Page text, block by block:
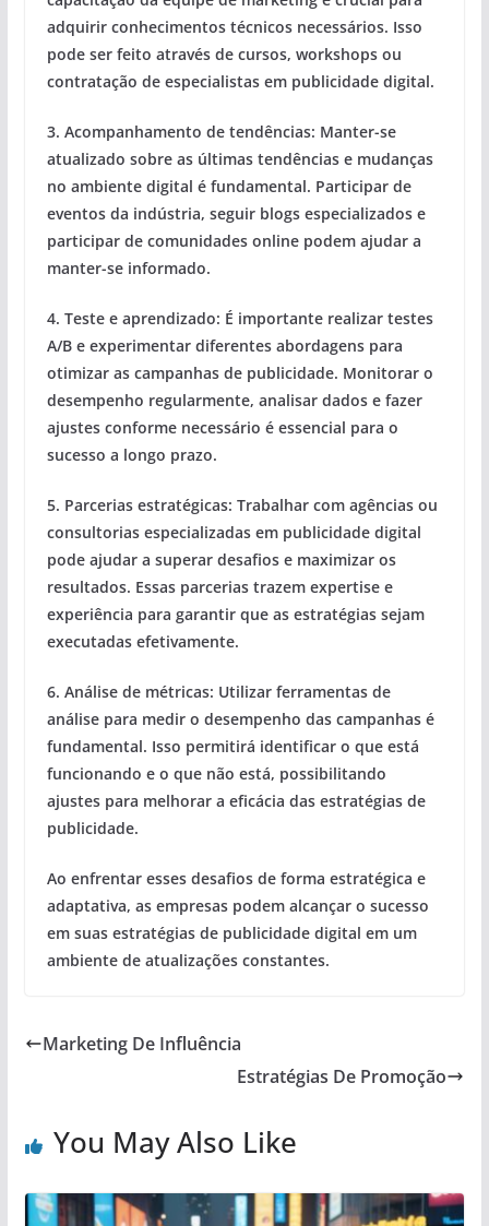
adquirir conhecimentos técnicos necessários. Isso
pode ser feito através de cursos, workshops ou
contratação de especialistas em publicidade digital.
3. Acompanhamento de tendências: Manter-se
atualizado sobre as últimas tendências e mudanças
no ambiente digital é fundamental. Participar de
eventos da indústria, seguir blogs especializados e
participar de comunidades online podem ajudar a
manter-se informado.
4. Teste e aprendizado: É importante realizar testes
A/B e experimentar diferentes abordagens para
otimizar as campanhas de publicidade. Monitorar o
desempenho regularmente, analisar dados e fazer
ajustes conforme necessário é essencial para o
sucesso a longo prazo.
5. Parcerias estratégicas: Trabalhar com agências ou
consultorias especializadas em publicidade digital
pode ajudar a superar desafios e maximizar os
resultados. Essas parcerias trazem expertise e
experiência para garantir que as estratégias sejam
executadas efetivamente.
6. Análise de métricas: Utilizar ferramentas de
análise para medir o desempenho das campanhas é
fundamental. Isso permitirá identificar o que está
funcionando e o que não está, possibilitando
ajustes para melhorar a eficácia das estratégias de
publicidade.
Ao enfrentar esses desafios de forma estratégica e
adaptativa, as empresas podem alcançar o sucesso
em suas estratégias de publicidade digital em um
ambiente de atualizações constantes.
Marketing De Influência
Estratégias De Promoção
You May Also Like